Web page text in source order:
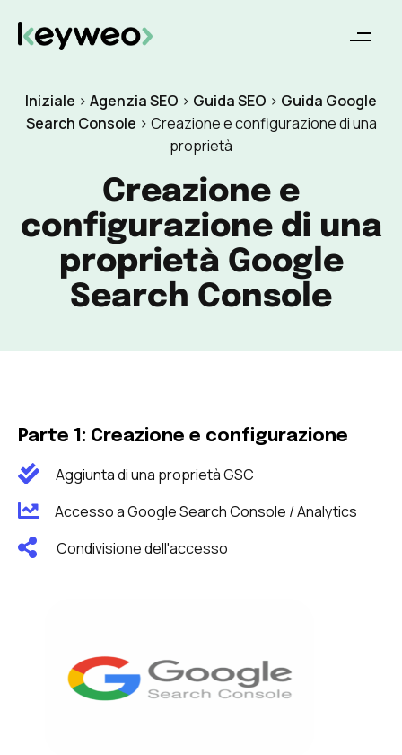
Iniziale > Agenzia SEO > Guida SEO > Guida Google
Search Console > Creazione e configurazione di una
proprietà
Creazione e
configurazione di una
proprietà Google
Search Console
Parte 1: Creazione e configurazione
Aggiunta di una proprietà GSC
Accesso a Google Search Console / Analytics
Condivisione dell'accesso